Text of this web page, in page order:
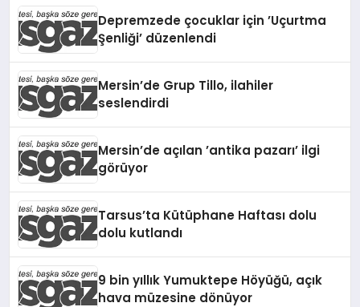
Depremzede çocuklar için ’Uçurtma
Şenliği’ düzenlendi
Mersin’de Grup Tillo, ilahiler
seslendirdi
Mersin’de açılan ’antika pazarı’ ilgi
görüyor
Tarsus’ta Kütüphane Haftası dolu
dolu kutlandı
9 bin yıllık Yumuktepe Höyüğü, açık
hava müzesine dönüyor